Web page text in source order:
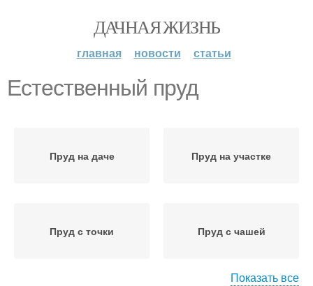
ДАЧНАЯ ЖИЗНЬ
главная новости статьи
Естественный пруд
Пруд на даче Пруд на участке
Пруд с точки Пруд с чашей
Показать все